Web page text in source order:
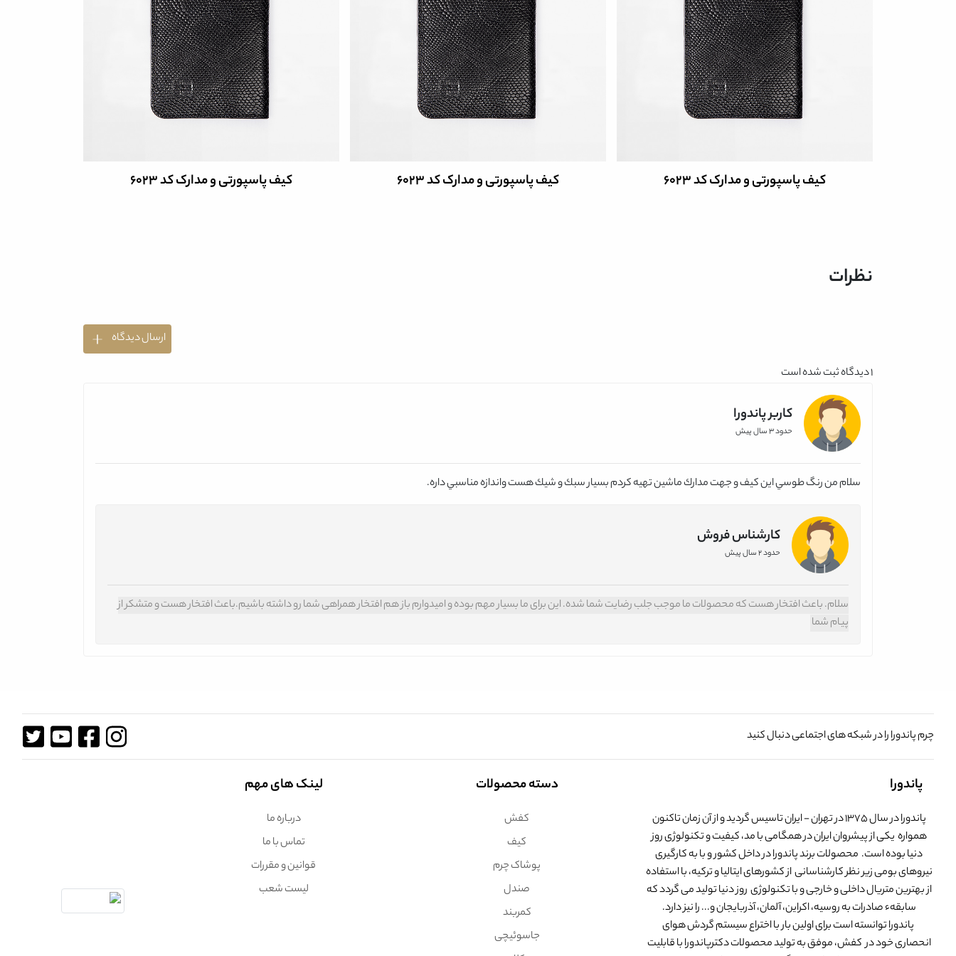
کیف پاسپورتی و مدارک کد 6023 کیف پاسپورتی و مدارک کد 6023 کیف پاسپورتی و مدارک کد 6023
نظرات
ارسال دیدگاه
1دیدگاه ثبت شده است
کاربر پاندورا
حدود 3 سال پیش
سلام من رنگ طوسي اين كيف و جهت مدارك ماشين تهيه كردم بسيار سبك و شيك هست واندازه مناسبي داره.
کارشناس فروش
حدود 2 سال پیش
سلام. باعث افتخار هست که محصولات ما موجب جلب رضایت شما شده. این برای ما بسیار مهم بوده و امیدوارم باز هم افتخار همراهی شما رو داشته باشیم.باعث افتخار هست و متشکر از
پیام شما
چرم پاندورا را در شبکه های اجتماعی دنبال کنید
پاندورا
پاندورا در سال 1375 در تهران - ایران تاسیس گردید و از آن زمان تاکنون
همواره یکی از پیشروان ایران در همگامی با مد، کیفیت و تکنولوژی روز
دنیا بوده است. محصولات برند پاندورا در داخل کشور و با به کارگیری
نیروهای بومی زیر نظر کارشناسانی از کشورهای ایتالیا و ترکیه، با استفاده
از بهترین متریال داخلی و خارجی و با تکنولوژی روز دنیا تولید می گردد که
سابقهء صادرات به روسیه، اکراین، آلمان، آذربایجان و... را نیز دارد.
پاندورا توانسته است برای اولین بار با اختراع سیستم گردش هوای
انحصاری خود در کفش، موفق به تولید محصولات دکترپاندورا با قابلیت
دسته محصولات
کفش
کیف
پوشاک چرم
صندل
کمربند
جاسوئیچی
لینک های مهم
درباره ما
تماس با ما
قوانین و مقررات
لیست شعب